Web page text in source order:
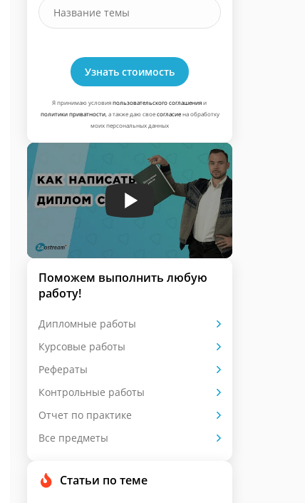
Узнать стоимость
Я принимаю условияпользовательского соглашенияи
политики приватности, а также даю своесогласиена обработку
моих персональных данных
Поможем выполнить любую
работу!
Дипломные работы
Курсовые работы
Рефераты
Контрольные работы
Отчет по практике
Все предметы
Статьи по теме